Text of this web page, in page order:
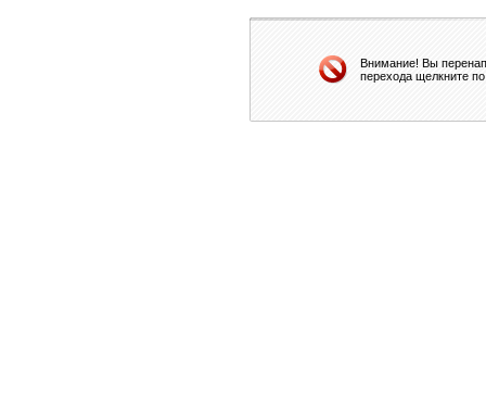
Внимание! Вы
перехода щелкните